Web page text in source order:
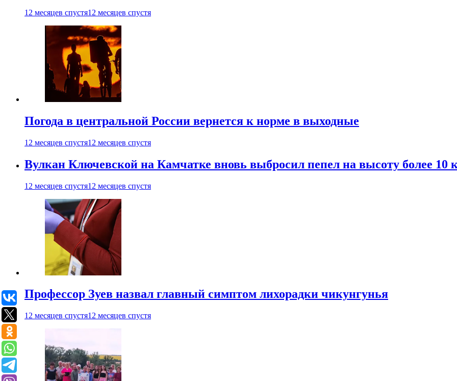
12 месяцев спустя12 месяцев спустя
Погода в центральной России вернется к норме в выходные
12 месяцев спустя12 месяцев спустя
Вулкан Ключевской на Камчатке вновь выбросил пепел на высоту более 10
12 месяцев спустя12 месяцев спустя
Профессор Зуев назвал главный симптом лихорадки чикунгунья
12 месяцев спустя12 месяцев спустя